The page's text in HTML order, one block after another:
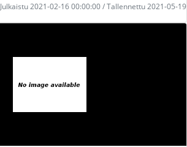
Julkaistu 2021-02-16 00:00:00 / Tallennettu 2021-05-19